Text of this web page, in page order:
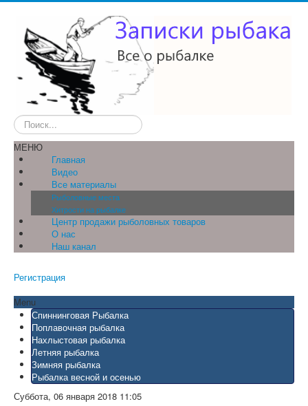
Искать...
МЕНЮ
Главная
Видео
Все материалы
Рыболовные места
Хитрости на рыбалке
Центр продажи рыболовных товаров
О нас
Наш канал
Регистрация
Menu
Спиннинговая Рыбалка
Поплавочная рыбалка
Нахлыстовая рыбалка
Летняя рыбалка
Зимняя рыбалка
Рыбалка весной и осенью
Суббота, 06 января 2018 11:05